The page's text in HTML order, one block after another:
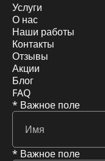
Услуги
О нас
Наши работы
Контакты
Отзывы
Акции
Блог
FAQ
* Важное поле
* Важное поле